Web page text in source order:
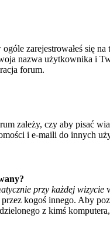
zarejestrowałeś się
nazwa użytkownika i
forum.
zależy, czy aby pisać
i e-maili do innych
przy każdej wizycie
kogoś innego. Aby
z kimś